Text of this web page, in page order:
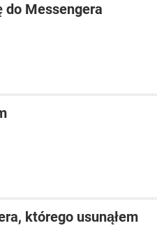
do Messengera
którego usunąłem